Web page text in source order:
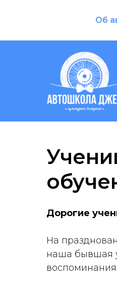
Об
Дорогие
На
наша бывшая